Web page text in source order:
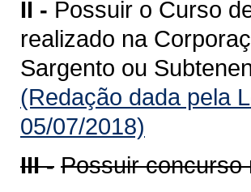
II - Possuir o Curso
realizado na
Sargento ou
(Redação dada pela
05/07/2018)
III - Possuir concurso